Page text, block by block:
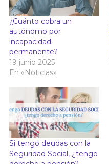
¿Cuánto cobra un
autónomo por
incapacidad
permanente?
19 junio 2025
En «Noticias»
Si tengo deudas con la
Seguridad Social, ¿tengo